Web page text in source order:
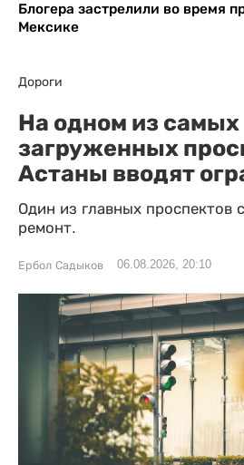
Блогера застрелили во время
Мексике
Дороги
На одном из самых
загруженных
Астаны вводят
Один из главных проспектов
ремонт.
Ербол Садыков 06.08.2026, 20:10